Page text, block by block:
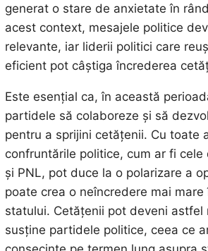
generat o stare de anxietate în
acest context, mesajele politice
relevante, iar liderii politici care
eficient pot câștiga încrederea
Este esențial ca, în această
partidele să colaboreze și să
pentru a sprijini cetățenii. Cu toate
confruntările politice, cum ar fi cele
și PNL, pot duce la o polarizare a
poate crea o neîncredere mai
statului. Cetățenii pot deveni astfel
susține partidele politice, ceea ce